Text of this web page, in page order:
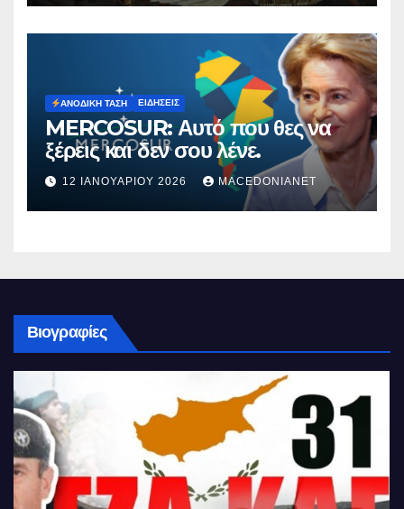
ΑΝΟΔΙΚΉ ΤΆΣΗ ΕΙΔΉΣΕΙΣ
MERCOSUR: Αυτό που θες να
ξέρεις και δεν σου λένε.
12 ΙΑΝΟΥΑΡΊΟΥ 2026 MACEDONIANET
Βιογραφίες